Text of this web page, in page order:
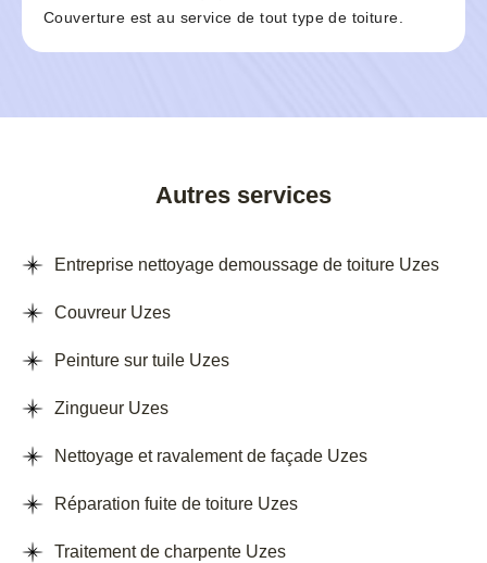
Couverture est au service de tout type de toiture.
Autres services
Entreprise nettoyage demoussage de toiture Uzes
Couvreur Uzes
Peinture sur tuile Uzes
Zingueur Uzes
Nettoyage et ravalement de façade Uzes
Réparation fuite de toiture Uzes
Traitement de charpente Uzes